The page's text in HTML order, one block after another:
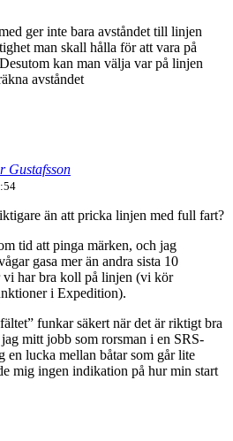
ger inte bara avståndet till linjen
man skall hålla för att vara på
kan man välja var på linjen
avståndet
Gustafsson
än att pricka linjen med full fart?
tid att pinga märken, och jag
gasa mer än andra sista 10
vi har bra koll på linjen (vi kör
i Expedition).
funkar säkert när det är riktigt bra
mitt jobb som rorsman i en SRS-
en lucka mellan båtar som går lite
mig ingen indikation på hur min start